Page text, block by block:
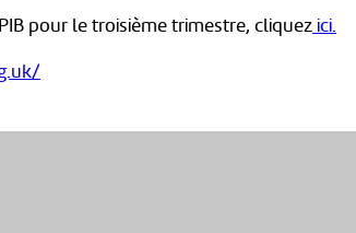
pour le troisième trimestre, cliquez ici.